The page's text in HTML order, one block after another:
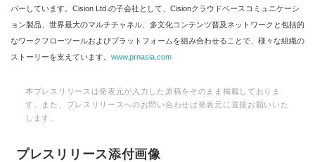
バーしています。Cision Ltd.の子会社として、Cisionクラウドベースコミュニケーシ
ョン製品、世界最大のマルチチャネル、多文化コンテンツ普及ネットワークと包括的
なワークフローツールおよびプラットフォームを組み合わせることで、様々な組織の
ストーリーを支えています。 www.prnasia.com
本プレスリリースは発表元が入力した原稿をそのまま掲載しておりま
す。また、プレスリリースへのお問い合わせは発表元に直接お願いいた
します。
プレスリリース添付画像